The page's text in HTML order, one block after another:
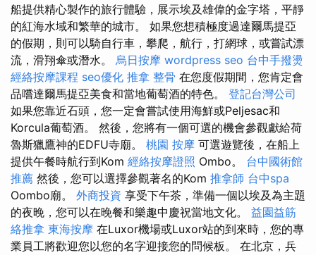
船提供精心製作的旅行體驗，展示埃及雄偉的金字塔，平靜
的紅海水域和繁華的城市。 如果您想積極度過達爾馬提亞
的假期，則可以騎自行車，攀爬，航行，打網球，或嘗試漂
流，滑翔傘或潛水。 烏日按摩 wordpress seo 台中手撥燙
經絡按摩課程 seo優化 推拿 整骨 在您度假期間，您肯定會
品嚐達爾馬提亞美食和當地葡萄酒的特色。 登記台灣公司
如果您靠近石頭，您一定會嘗試使用海鮮或Peljesac和
Korcula葡萄酒。 然後，您將有一個可選的機會參觀獻給荷
魯斯獵鷹神的EDFU寺廟。 桃園 按摩 可選遊覽後，在船上
提供午餐時航行到Kom 經絡按摩證照 Ombo。 台中國術館
推薦 然後，您可以選擇參觀著名的Kom 推拿師 台中spa
Oombo廟。 外商投資 享受下午茶，準備一個以埃及為主題
的夜晚，您可以在晚餐和樂趣中慶祝當地文化。 益園益筋
絡推拿 東海按摩 在Luxor機場或Luxor站的到來時，您的專
業員工將歡迎您以您的名字迎接您的問候板。 在北京，兵